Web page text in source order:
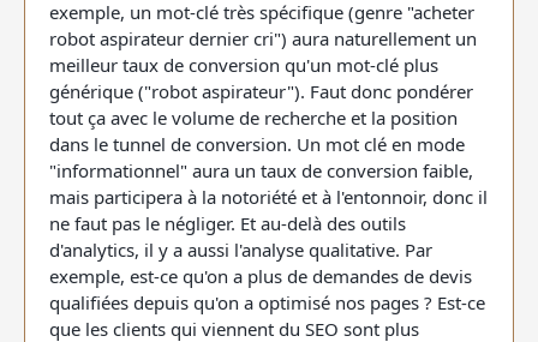
exemple, un mot-clé très spécifique (genre "acheter
robot aspirateur dernier cri") aura naturellement un
meilleur taux de conversion qu'un mot-clé plus
générique ("robot aspirateur"). Faut donc pondérer
tout ça avec le volume de recherche et la position
dans le tunnel de conversion. Un mot clé en mode
"informationnel" aura un taux de conversion faible,
mais participera à la notoriété et à l'entonnoir, donc il
ne faut pas le négliger. Et au-delà des outils
d'analytics, il y a aussi l'analyse qualitative. Par
exemple, est-ce qu'on a plus de demandes de devis
qualifiées depuis qu'on a optimisé nos pages ? Est-ce
que les clients qui viennent du SEO sont plus